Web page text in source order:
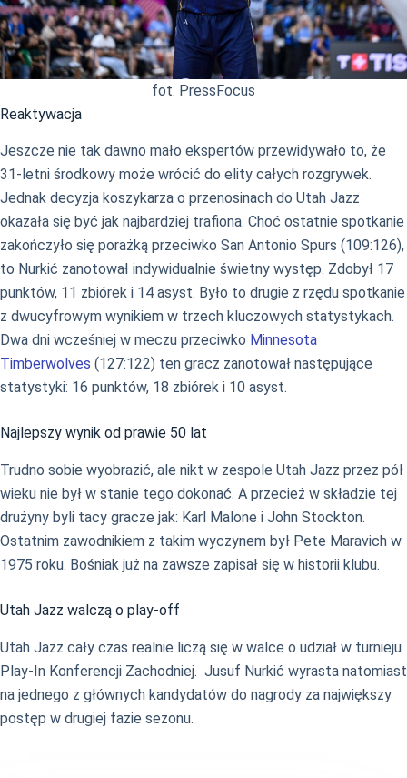
fot. PressFocus
Reaktywacja
Jeszcze nie tak dawno mało ekspertów przewidywało to, że
31-letni środkowy może wrócić do elity całych rozgrywek.
Jednak decyzja koszykarza o przenosinach do Utah Jazz
okazała się być jak najbardziej trafiona. Choć ostatnie spotkanie
zakończyło się porażką przeciwko San Antonio Spurs (109:126),
to Nurkić zanotował indywidualnie świetny występ. Zdobył 17
punktów, 11 zbiórek i 14 asyst. Było to drugie z rzędu spotkanie
z dwucyfrowym wynikiem w trzech kluczowych statystykach.
Dwa dni wcześniej w meczu przeciwko Minnesota
Timberwolves (127:122) ten gracz zanotował następujące
statystyki: 16 punktów, 18 zbiórek i 10 asyst.
Najlepszy wynik od prawie 50 lat
Trudno sobie wyobrazić, ale nikt w zespole Utah Jazz przez pół
wieku nie był w stanie tego dokonać. A przecież w składzie tej
drużyny byli tacy gracze jak: Karl Malone i John Stockton.
Ostatnim zawodnikiem z takim wyczynem był Pete Maravich w
1975 roku. Bośniak już na zawsze zapisał się w historii klubu.
Utah Jazz walczą o play-off
Utah Jazz cały czas realnie liczą się w walce o udział w turnieju
Play-In Konferencji Zachodniej. Jusuf Nurkić wyrasta natomiast
na jednego z głównych kandydatów do nagrody za największy
postęp w drugiej fazie sezonu.